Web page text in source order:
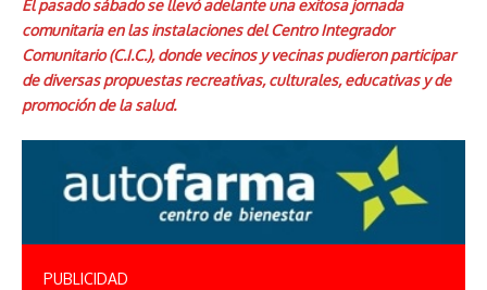
El pasado sábado se llevó adelante una exitosa jornada
comunitaria en las instalaciones del Centro Integrador
Comunitario (C.I.C.), donde vecinos y vecinas pudieron participar
de diversas propuestas recreativas, culturales, educativas y de
promoción de la salud.
PUBLICIDAD